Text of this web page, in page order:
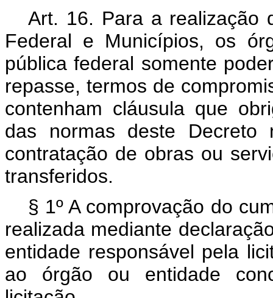
Art. 16. Para a realização
Federal e Municípios, os
pública federal somente
repasse, termos de
contenham cláusula que
das normas deste
contratação de obras ou
transferidos.
§ 1º A comprovação do
realizada mediante
entidade responsável pela
ao órgão ou entidade